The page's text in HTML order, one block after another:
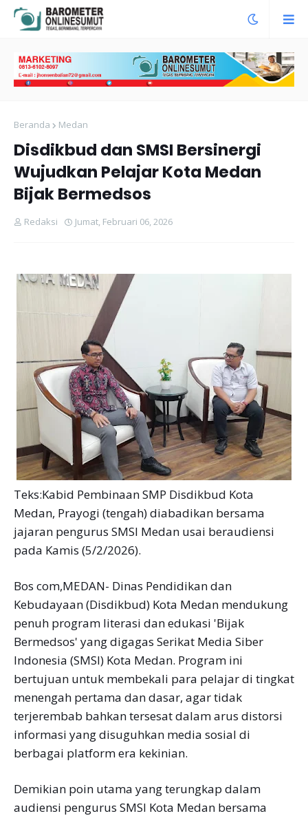
Beranda Medan
Disdikbud dan SMSI Bersinergi
Wujudkan Pelajar Kota Medan
Bijak Bermedsos
Redaksi Jumat, Februari 06, 2026
Teks:Kabid Pembinaan SMP Disdikbud Kota
Medan, Prayogi (tengah) diabadikan bersama
jajaran pengurus SMSI Medan usai beraudiensi
pada Kamis (5/2/2026).
Bos com,MEDAN- Dinas Pendidikan dan
Kebudayaan (Disdikbud) Kota Medan mendukung
penuh program literasi dan edukasi 'Bijak
Bermedsos' yang digagas Serikat Media Siber
Indonesia (SMSI) Kota Medan. Program ini
bertujuan untuk membekali para pelajar di tingkat
menengah pertama dan dasar, agar tidak
terjerembab bahkan tersesat dalam arus distorsi
informasi yang disuguhkan media sosial di
berbagai platform era kekinian.
Demikian poin utama yang terungkap dalam
audiensi pengurus SMSI Kota Medan bersama